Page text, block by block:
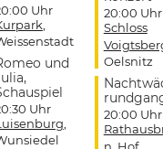
Uhr
und
Uhr
20:00 Uhr
Schloss
Oelsnitz
20:00 Uhr